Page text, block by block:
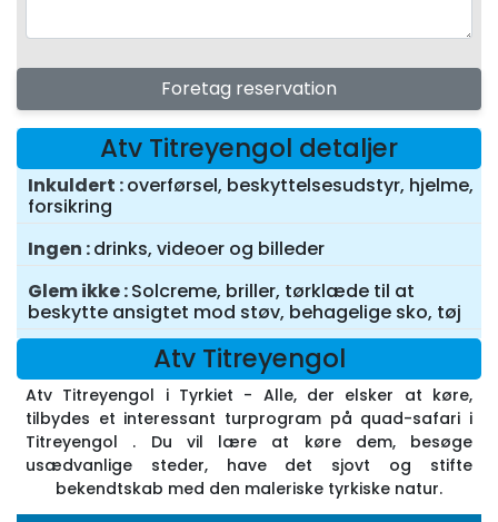
Foretag reservation
Atv Titreyengol detaljer
Inkuldert overførsel, beskyttelsesudstyr, hjelme,
forsikring
Ingen drinks, videoer og billeder
Glem ikke Solcreme, briller, tørklæde til at
beskytte ansigtet mod støv, behagelige sko, tøj
Atv Titreyengol
Atv Titreyengol i Tyrkiet - Alle, der elsker at køre,
tilbydes et interessant turprogram på quad-safari i
Titreyengol . Du vil lære at køre dem, besøge
usædvanlige steder, have det sjovt og stifte
bekendtskab med den maleriske tyrkiske natur.